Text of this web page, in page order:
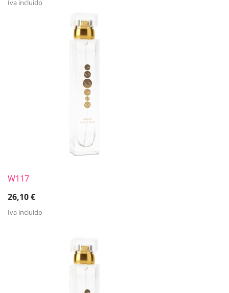
Iva incluido
W117
26,10€
Iva incluido